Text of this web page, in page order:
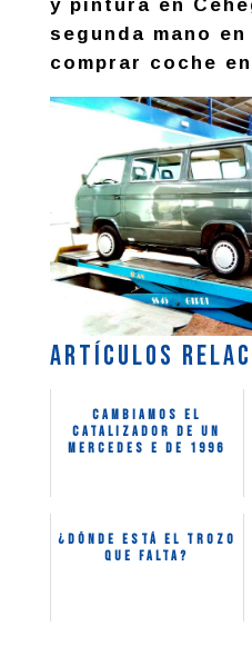
y pintura en
segunda mano
comprar coche
Artículos
Cambiamos el
catalizador de un
Mercedes E de 1996
¿Dónde está el trozo
que falta?